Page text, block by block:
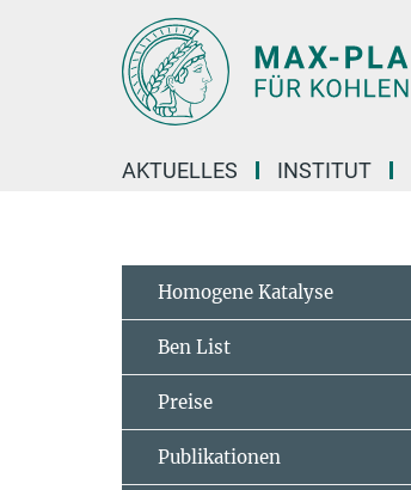
AKTUELLES INSTITUT
Homogene Katalyse
Ben List
Preise
Publikationen